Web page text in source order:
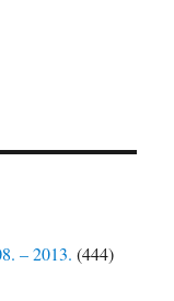
– 2013. (444)